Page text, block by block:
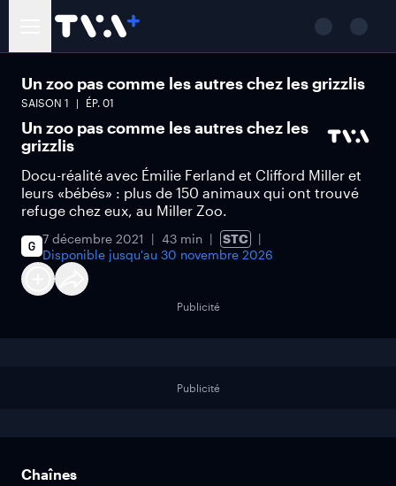
Un zoo pas comme les autres chez les grizzlis
SAISON 1 ÉP. 01
Un zoo pas comme les autres chez les
grizzlis
Docu-réalité avec Émilie Ferland et Clifford Miller et
leurs «bébés» : plus de 150 animaux qui ont trouvé
refuge chez eux, au Miller Zoo.
7 décembre 2021 43 min
STC
Disponible jusqu'au 30 novembre 2026
Publicité
Publicité
Chaînes